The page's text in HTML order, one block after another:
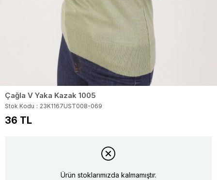
Çağla V Yaka Kazak 1005
Stok Kodu 23K1167UST008-069
36 TL
Ürün stoklarımızda kalmamıştır.